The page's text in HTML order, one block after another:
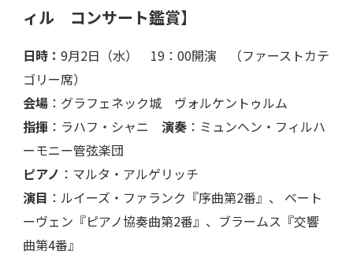
ィル コンサート鑑賞】
日時： 9月2日（水） 19：00開演 （ファーストカテ
ゴリー席）
会場 ：グラフェネック城 ヴォルケントゥルム
指揮 ：ラハフ・シャニ 演奏 ：ミュンヘン・フィルハ
ーモニー管弦楽団
ピアノ ：マルタ・アルゲリッチ
演目 ：ルイーズ・ファランク『序曲第2番』、 ベート
ーヴェン『ピアノ協奏曲第2番』、ブラームス『交響
曲第4番』